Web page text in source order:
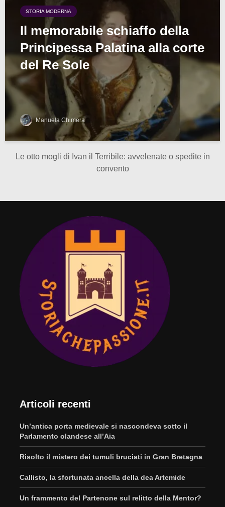
STORIA MODERNA
Il memorabile schiaffo della
Principessa Palatina alla corte
del Re Sole
Manuela Chimera
Le otto mogli di Ivan il Terribile: avvelenate o spedite in
convento
Articoli recenti
Un’antica porta medievale si nascondeva sotto il
Parlamento olandese all’Aia
Risolto il mistero dei tumuli bruciati in Gran Bretagna
Callisto, la sfortunata ancella della dea Artemide
Un frammento del Partenone sul relitto della Mentor?